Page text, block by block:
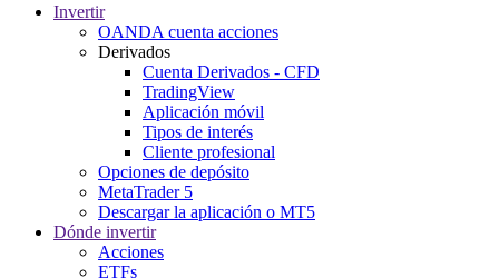
Invertir
OANDA cuenta acciones
Derivados
Cuenta Derivados - CFD
TradingView
Aplicación móvil
Tipos de interés
Cliente profesional
Opciones de depósito
MetaTrader 5
Descargar la aplicación o MT5
Dónde invertir
Acciones
ETFs